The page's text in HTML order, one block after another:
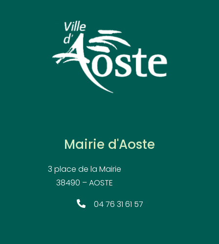
Mairie d'Aoste
3 place de la Mairie
38490 – AOSTE
04 76 31 61 57